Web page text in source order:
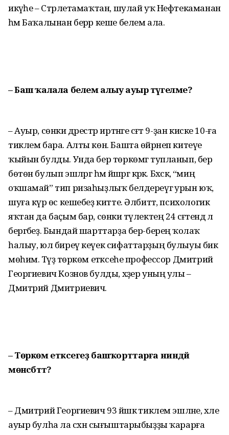
икәүһе – Стәрлетамаҡтан, шулай уҡ Нефтекаманан
һәм Баҡалынан берәр кеше белем ала.
– Баш ҡалала белем алыу ауыр түгелме?
– Ауыр, сөнки дәрестәр иртәнге сәғәт 9-ҙан киске 10-ға
тиклем бара. Алты көн. Башта өйрәнеп китеүе
ҡыйын булды. Унда бер төркөмгә тупланып, бер
бөтөн булып эшләргә һәм йәшәргә кәрәк. Бәхәскә, “миңә
оҡшамай” тип ризаһыҙ­лыҡ белдереүгә урын юҡ,
шуға күрә өс кешебеҙ китте. Әлбиттә, психологик
яҡтан да баҫым бар, сөнки тәүлектең 24 сәғәтендә лә
бергәбеҙ. Бындай шарттарҙа бер-береңә ҡолаҡ
һалыу, юл биреү кеүек сифаттарҙың булыуы бик
мөһим. Тәүҙә төркөм етәксеһе профессор Дмитрий
Георгиевич Кознов булды, хәҙер уның улы –
Дмитрий Дмитриевич.
– Төркөм етәксегеҙ башҡорттарға ниндәй
мөнәсәбәттә?
– Дмитрий Георгиевич 93 йәшкә тиклем эшләне, хәле
ауыр булһа ла сәхнә сығыштарыбыҙҙы ҡарарға